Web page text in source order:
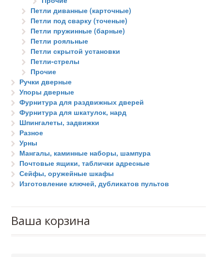
Петли диванные (карточные)
Петли под сварку (точеные)
Петли пружинные (барные)
Петли рояльные
Петли скрытой установки
Петли-стрелы
Прочие
Ручки дверные
Упоры дверные
Фурнитура для раздвижных дверей
Фурнитура для шкатулок, нард
Шпингалеты, задвижки
Разное
Урны
Мангалы, каминные наборы, шампура
Почтовые ящики, таблички адресные
Сейфы, оружейные шкафы
Изготовление ключей, дубликатов пультов
Ваша корзина